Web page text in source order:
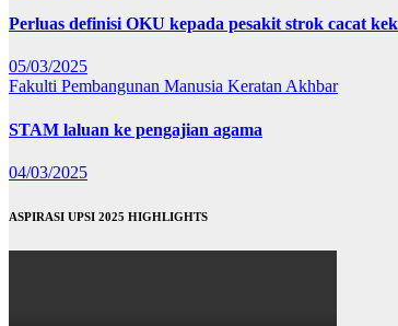
Perluas definisi OKU kepada pesakit strok cacat
05/03/2025
Fakulti Pembangunan Manusia Keratan Akhbar
STAM laluan ke pengajian agama
04/03/2025
ASPIRASI UPSI 2025 HIGHLIGHTS